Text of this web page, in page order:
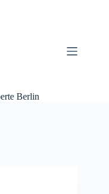
Berlin